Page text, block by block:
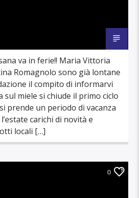
va in ferie!! Maria Vittoria
Romagnolo sono già lontane
il compito di informarvi
sul miele si chiude il primo ciclo
prende un periodo di vacanza
carichi di novità e
locali […]
0